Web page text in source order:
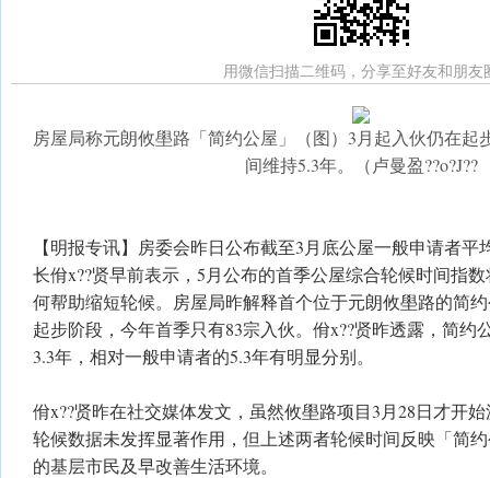
用微信扫描二维码，分享至好友和朋友
房屋局称元朗攸壆路「简约公屋」（图）3月起入伙仍在起
间维持5.3年。（卢曼盈??o?J??
【明报专讯】房委会昨日公布截至3月底公屋一般申请者平
长佾x??贤早前表示，5月公布的首季公屋综合轮候时间指
何帮助缩短轮候。房屋局昨解释首个位于元朗攸壆路的简
起步阶段，今年首季只有83宗入伙。佾x??贤昨透露，简约
3.3年，相对一般申请者的5.3年有明显分别。
佾x??贤昨在社交媒体发文，虽然攸壆路项目3月28日才开
轮候数据未发挥显著作用，但上述两者轮候时间反映「简
的基层市民及早改善生活环境。